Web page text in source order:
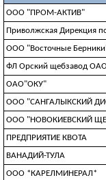
ООО "ПРОМ-АКТИВ"
Приволжская Дирекция
ООО "Восточные
ФЛ Орский щебзавод
ОАО"ОКУ"
ООО "САНГАЛЫКСКИЙ
ООО "НОВОКИЕВСКИЙ
ПРЕДПРИЯТИЕ КВОТА
ВАНАДИЙ-ТУЛА
ООО *КАРЕЛМИНЕРАЛ*